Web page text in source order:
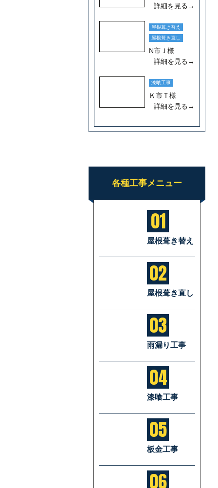
詳細を見る→
屋根葺き替え
屋根葺き直し
N市Ｊ様
詳細を見る→
漆喰工事
Ｋ市Ｔ様
詳細を見る→
各種工事メニュー
01
屋根葺き替え
02
屋根葺き直し
03
雨漏り工事
04
漆喰工事
05
板金工事
06